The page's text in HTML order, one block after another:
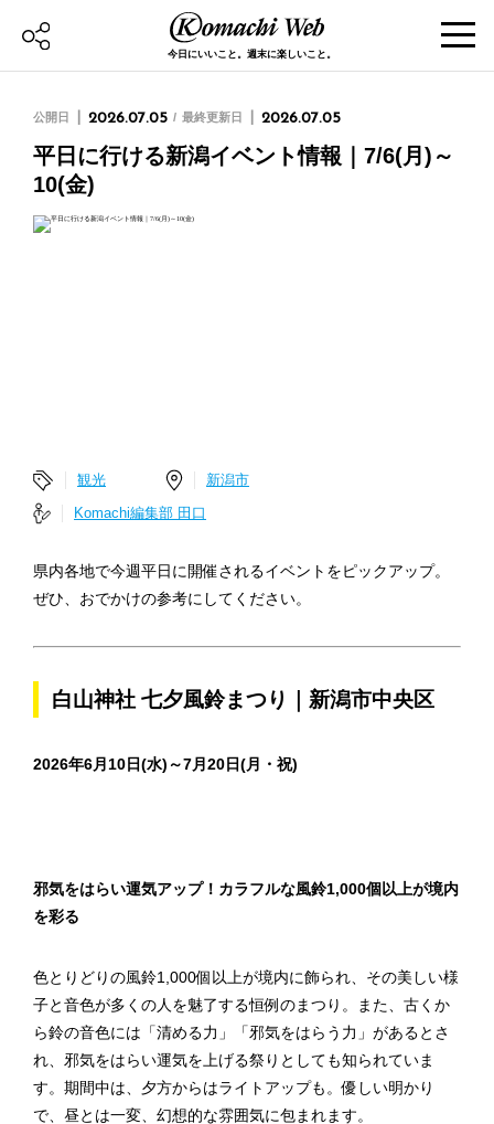
今日にいいこと。週末に楽しいこと。
公開日 2026.07.05 最終更新日 2026.07.05
平日に行ける新潟イベント情報｜7/6(月)～
10(金)
観光
新潟市
Komachi編集部 田口
県内各地で今週平日に開催されるイベントをピックアップ。
ぜひ、おでかけの参考にしてください。
白山神社 七夕風鈴まつり｜新潟市中央区
2026年6月10日(水)～7月20日(月・祝)
邪気をはらい運気アップ！カラフルな風鈴1,000個以上が境内
を彩る
色とりどりの風鈴1,000個以上が境内に飾られ、その美しい様
子と音色が多くの人を魅了する恒例のまつり。また、古くか
ら鈴の音色には「清める力」「邪気をはらう力」があるとさ
れ、邪気をはらい運気を上げる祭りとしても知られていま
す。期間中は、夕方からはライトアップも。優しい明かり
で、昼とは一変、幻想的な雰囲気に包まれます。